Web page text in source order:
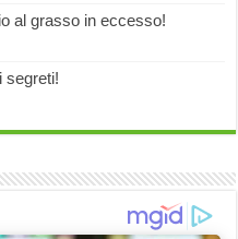
al grasso in eccesso!
segreti!